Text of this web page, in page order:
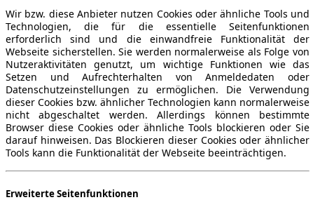
Wir bzw. diese Anbieter nutzen Cookies oder ähnliche Tools und
Technologien, die für die essentielle Seitenfunktionen
erforderlich sind und die einwandfreie Funktionalität der
Webseite sicherstellen. Sie werden normalerweise als Folge von
Nutzeraktivitäten genutzt, um wichtige Funktionen wie das
Setzen und Aufrechterhalten von Anmeldedaten oder
Datenschutzeinstellungen zu ermöglichen. Die Verwendung
dieser Cookies bzw. ähnlicher Technologien kann normalerweise
nicht abgeschaltet werden. Allerdings können bestimmte
Browser diese Cookies oder ähnliche Tools blockieren oder Sie
darauf hinweisen. Das Blockieren dieser Cookies oder ähnlicher
Tools kann die Funktionalität der Webseite beeinträchtigen.
Erweiterte Seitenfunktionen